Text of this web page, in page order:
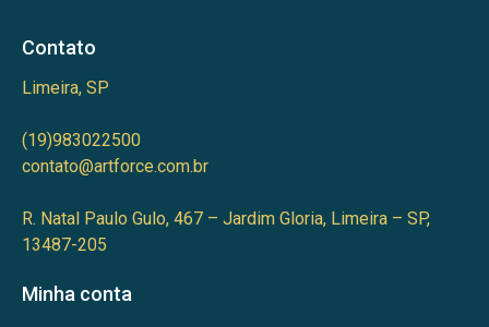
Contato
Limeira, SP
(19)983022500
contato@artforce.com.br
R. Natal Paulo Gulo, 467 – Jardim Gloria, Limeira – SP,
13487-205
Minha conta